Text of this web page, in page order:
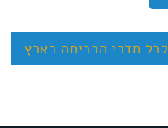
לכל חדרי הבריחה בארץ